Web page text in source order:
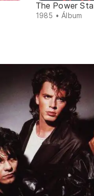
The Power
1985 • Álbum